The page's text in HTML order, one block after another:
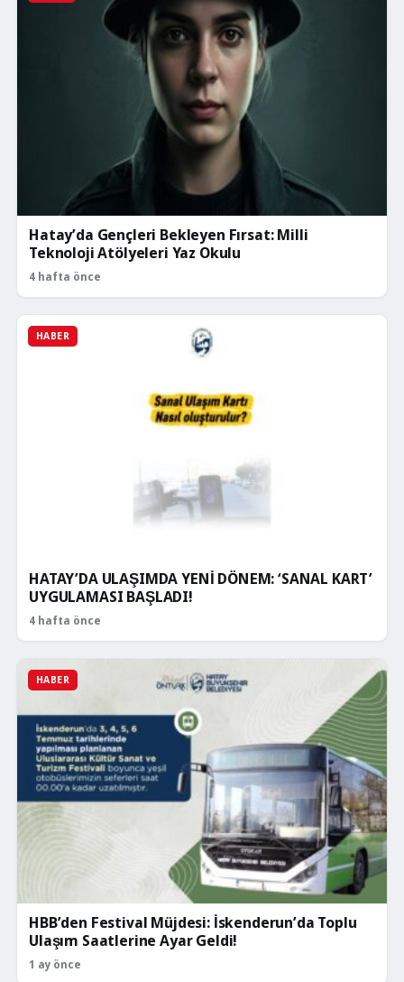
Hatay’da Gençleri Bekleyen Fırsat: Milli
Teknoloji Atölyeleri Yaz Okulu
4 hafta önce
HABER
HATAY’DA ULAŞIMDA YENİ DÖNEM: ‘SANAL KART’
UYGULAMASI BAŞLADI!
4 hafta önce
HABER
HBB’den Festival Müjdesi: İskenderun’da Toplu
Ulaşım Saatlerine Ayar Geldi!
1 ay önce